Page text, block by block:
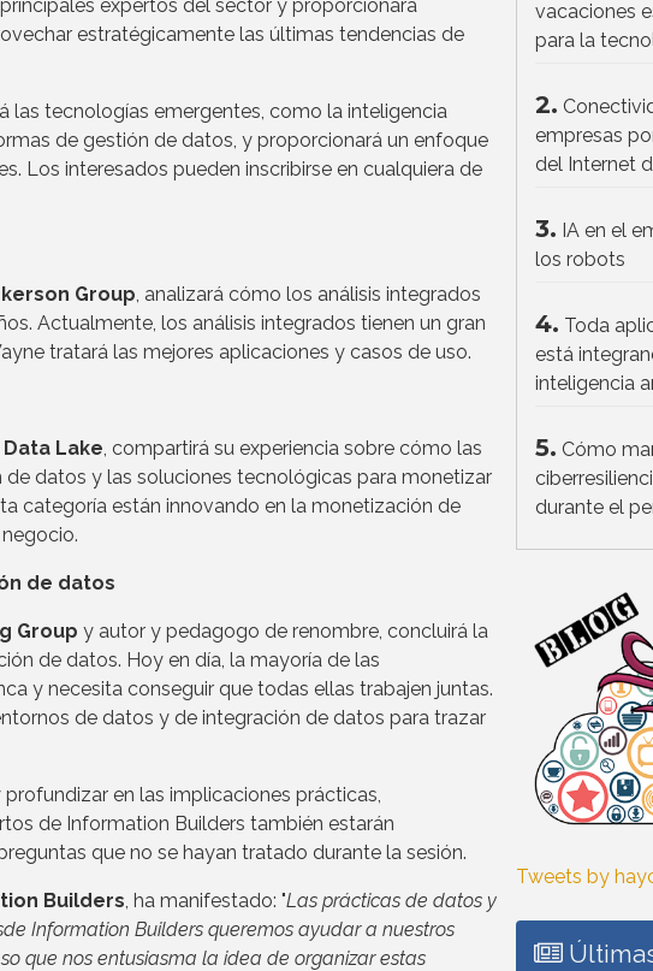
expertos del sector y proporcionará
estratégicamente las últimas tendencias de
las tecnologías emergentes, como la inteligencia
de gestión de datos, y proporcionará un enfoque
Los interesados pueden inscribirse en cualquiera de
Group , analizará cómo los análisis integrados
Actualmente, los análisis integrados tienen un gran
tratará las mejores aplicaciones y casos de uso.
Lake , compartirá su experiencia sobre cómo las
datos y las soluciones tecnológicas para monetizar
categoría están innovando en la monetización de
de datos
Group y autor y pedagogo de renombre, concluirá la
de datos. Hoy en día, la mayoría de las
y necesita conseguir que todas ellas trabajen juntas.
de datos y de integración de datos para trazar
en las implicaciones prácticas,
de Information Builders también estarán
que no se hayan tratado durante la sesión.
Builders , ha manifestado: "Las prácticas de datos y
Information Builders queremos ayudar a nuestros
que nos entusiasma la idea de organizar estas
vacaciones
para la
2.
empresas
del Internet
3. IA en el
los robots
4. Toda
está
inteligencia
5. Cómo
durante el
Tweets by